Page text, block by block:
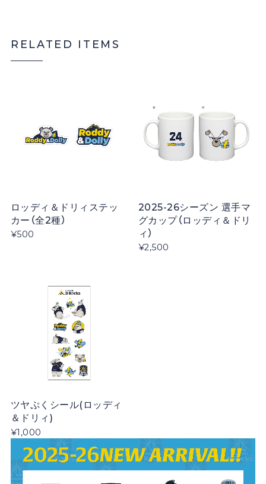
RELATED ITEMS
ロッディ＆ドリィステッ
カー（全2種）
¥500
2025-26シーズン 選手マ
グカップ（ロッディ＆ドリ
ィ）
¥2,500
ツヤぷくシール(ロッディ
＆ドリィ)
¥1,000